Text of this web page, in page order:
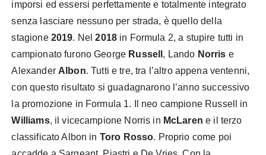
imporsi ed essersi perfettamente e totalmente integrato
senza lasciare nessuno per strada, è quello della
stagione 2019. Nel2018in Formula 2, a stupire tutti in
campionato furono George Russell , Lando Norris e
Alexander Albon. Tutti e tre, tra l’altro appena ventenni,
con questo risultato si guadagnarono l’anno successivo
la promozione in Formula 1. Il neo campione Russell in
Williams, il vicecampione Norris in McLaren e il terzo
classificato Albon in Toro Rosso. Proprio come poi